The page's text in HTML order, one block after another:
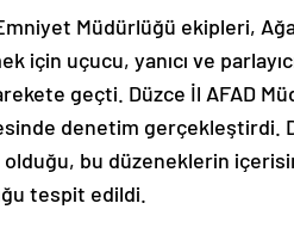
Müdürlüğü ekipleri,
için uçucu, yanıcı ve
geçti. Düzce İl AFAD
denetim gerçekleştirdi.
bu düzeneklerin
tespit edildi.